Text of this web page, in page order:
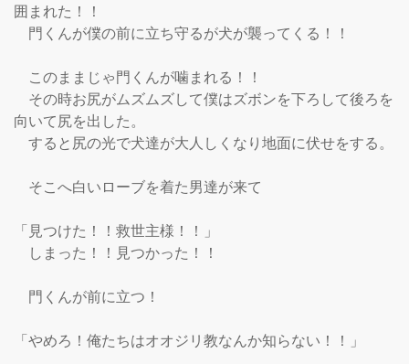
囲まれた！！
門くんが僕の前に立ち守るが犬が襲ってくる！！
このままじゃ門くんが噛まれる！！
その時お尻がムズムズして僕はズボンを下ろして後ろを
向いて尻を出した。
すると尻の光で犬達が大人しくなり地面に伏せをする。
そこへ白いローブを着た男達が来て
「見つけた！！救世主様！！」
しまった！！見つかった！！
門くんが前に立つ！
「やめろ！俺たちはオオジリ教なんか知らない！！」